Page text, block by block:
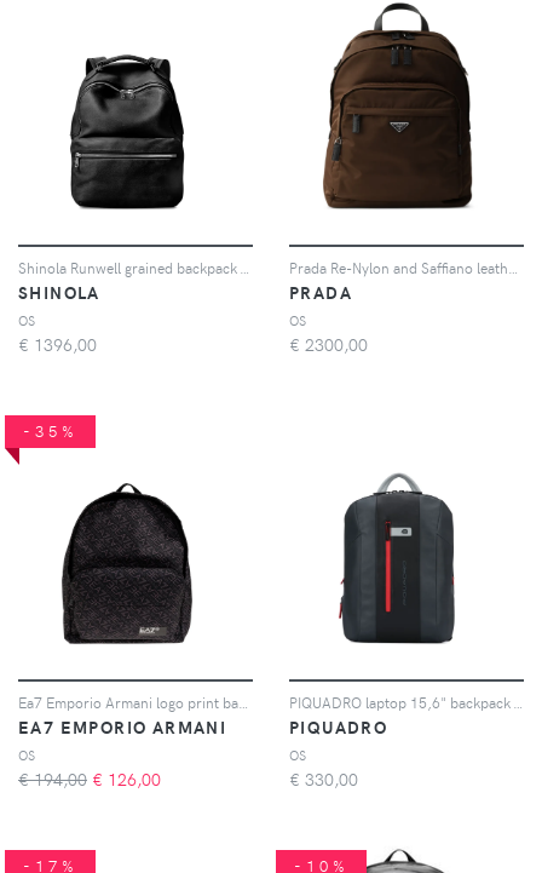
SHINOLA
OS
€ 1396,00
PRADA
OS
€ 2300,00
-35%
EA7 EMPORIO ARMANI
OS
€ 194,00 € 126,00
PIQUADRO
OS
€ 330,00
-17% -10%